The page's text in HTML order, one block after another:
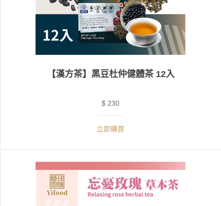
【漢方茶】黑豆杜仲健體茶 12入
$ 230
立即購買